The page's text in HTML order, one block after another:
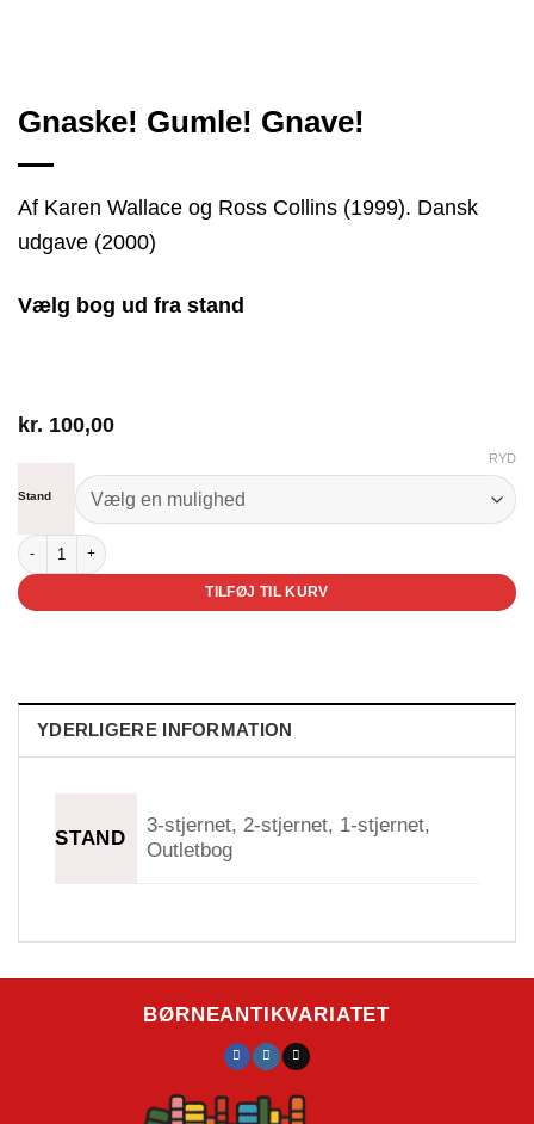
Gnaske! Gumle! Gnave!
Af Karen Wallace og Ross Collins (1999). Dansk
udgave (2000)
Vælg bog ud fra stand
kr. 100,00
Stand
RYD
Gnaske! Gumle! Gnave! antal
TILFØJ TIL KURV
YDERLIGERE INFORMATION
STAND
3-stjernet, 2-stjernet, 1-stjernet,
Outletbog
BØRNEANTIKVARIATET